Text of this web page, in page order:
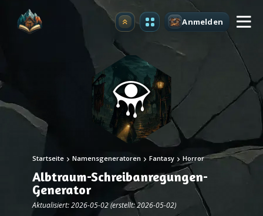
Upgrade Anmelden
Startseite Namensgeneratoren Fantasy Horror
Albtraum-Schreibanregungen-
Generator
Aktualisiert: 2026-05-02 (erstellt: 2026-05-02)